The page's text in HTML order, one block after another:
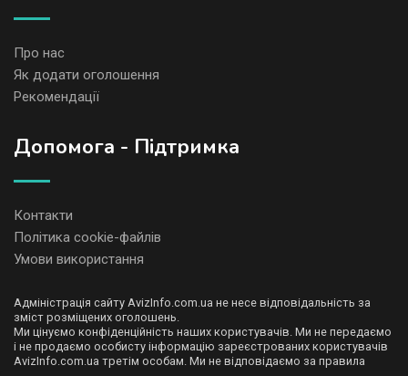
Про нас
Як додати оголошення
Рекомендації
Допомога - Підтримка
Контакти
Політика cookie-файлів
Умови використання
Адміністрація сайту AvizInfo.com.ua не несе відповідальність за
зміст розміщених оголошень.
Ми цінуємо конфіденційність наших користувачів. Ми не передаємо
і не продаємо особисту інформацію зареєстрованих користувачів
AvizInfo.com.ua третім особам. Ми не відповідаємо за правила